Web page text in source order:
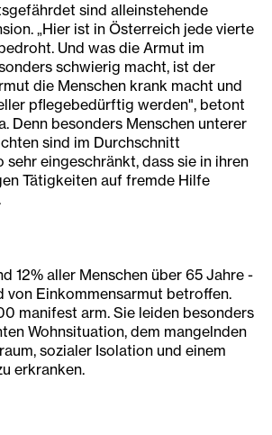
sind alleinstehende
„Hier ist in Österreich jede vierte
Und was die Armut im
schwierig macht, ist der
die Menschen krank macht und
pflegebedürftig werden", betont
Denn besonders Menschen unterer
sind im Durchschnitt
sehr eingeschränkt, dass sie in ihren
Tätigkeiten auf fremde Hilfe
12% aller Menschen über 65 Jahre -
von Einkommensarmut betroffen.
manifest arm. Sie leiden besonders
Wohnsituation, dem mangelnden
sozialer Isolation und einem
erkranken.